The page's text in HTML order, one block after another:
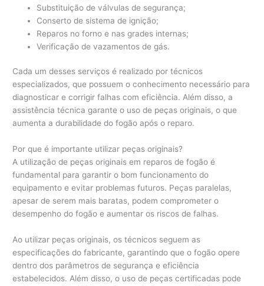
Substituição de válvulas de segurança;
Conserto de sistema de ignição;
Reparos no forno e nas grades internas;
Verificação de vazamentos de gás.
Cada um desses serviços é realizado por técnicos
especializados, que possuem o conhecimento necessário para
diagnosticar e corrigir falhas com eficiência. Além disso, a
assistência técnica garante o uso de peças originais, o que
aumenta a durabilidade do fogão após o reparo.
Por que é importante utilizar peças originais?
A utilização de peças originais em reparos de fogão é
fundamental para garantir o bom funcionamento do
equipamento e evitar problemas futuros. Peças paralelas,
apesar de serem mais baratas, podem comprometer o
desempenho do fogão e aumentar os riscos de falhas.
Ao utilizar peças originais, os técnicos seguem as
especificações do fabricante, garantindo que o fogão opere
dentro dos parâmetros de segurança e eficiência
estabelecidos. Além disso, o uso de peças certificadas pode